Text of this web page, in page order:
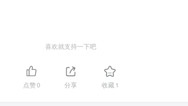
喜欢就支持一下吧
点赞0 分享 收藏1